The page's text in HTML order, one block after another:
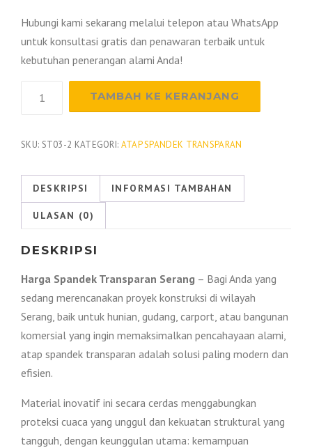
Hubungi kami sekarang melalui telepon atau WhatsApp
untuk konsultasi gratis dan penawaran terbaik untuk
kebutuhan penerangan alami Anda!
Transparan
Banten
2026
TAMBAH KE KERANJANG
SKU: ST03-2 KATEGORI: ATAP SPANDEK TRANSPARAN
DESKRIPSI INFORMASI TAMBAHAN
ULASAN (0)
DESKRIPSI
Harga Spandek Transparan Serang – Bagi Anda yang
sedang merencanakan proyek konstruksi di wilayah
Serang, baik untuk hunian, gudang, carport, atau bangunan
komersial yang ingin memaksimalkan pencahayaan alami,
atap spandek transparan adalah solusi paling modern dan
efisien.
Material inovatif ini secara cerdas menggabungkan
proteksi cuaca yang unggul dan kekuatan struktural yang
tangguh, dengan keunggulan utama: kemampuan